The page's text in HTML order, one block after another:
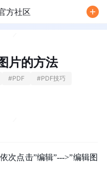
方社区
片的方法
#PDF #PDF技巧
次点击”编辑”--->”编辑图